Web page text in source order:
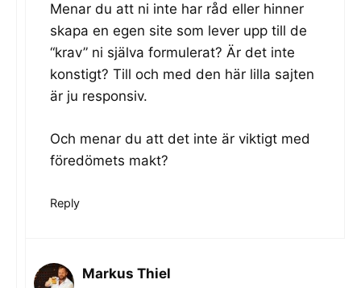
Menar du att ni inte har råd eller hinner
skapa en egen site som lever upp till de
“krav” ni själva formulerat? Är det inte
konstigt? Till och med den här lilla sajten
är ju responsiv.
Och menar du att det inte är viktigt med
föredömets makt?
Reply
Markus Thiel